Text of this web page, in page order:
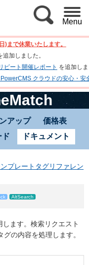
Menu
まで休業いたします。
追加しました。
ピート開催レポート を追加し
クラウドの安心・
アップ
価格表
ド ドキュメント
プレートタグリファレン
AltSearch
します。検索リクエスト
の内容を処理します。